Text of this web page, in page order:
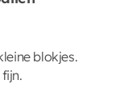
blokjes.